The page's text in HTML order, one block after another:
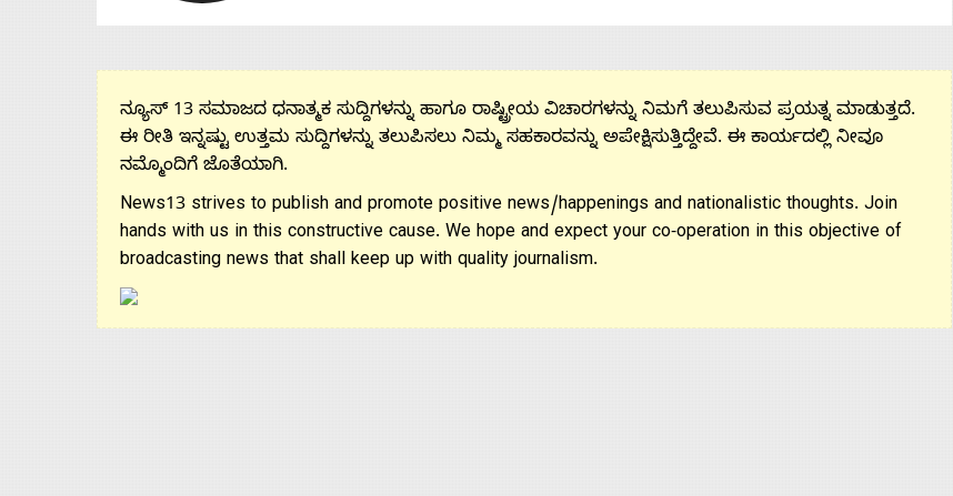
ನ್ಯೂಸ್ 13 ಸಮಾಜದ ಧನಾತ್ಮಕ ಸುದ್ದಿಗಳನ್ನು ಹಾಗೂ ರಾಷ್ಟ್ರೀಯ ವಿಚಾರಗಳನ್ನು ನಿಮಗೆ ತಲುಪಿಸುವ ಪ್ರಯತ್ನ ಮಾಡುತ್ತದೆ.
ಈ ರೀತಿ ಇನ್ನಷ್ಟು ಉತ್ತಮ ಸುದ್ದಿಗಳನ್ನು ತಲುಪಿಸಲು ನಿಮ್ಮ ಸಹಕಾರವನ್ನು ಅಪೇಕ್ಷಿಸುತ್ತಿದ್ದೇವೆ. ಈ ಕಾರ್ಯದಲ್ಲಿ ನೀವೂ
ನಮ್ಮೊಂದಿಗೆ ಜೊತೆಯಾಗಿ.
News13 strives to publish and promote positive news/happenings and nationalistic thoughts. Join
hands with us in this constructive cause. We hope and expect your co-operation in this objective of
broadcasting news that shall keep up with quality journalism.